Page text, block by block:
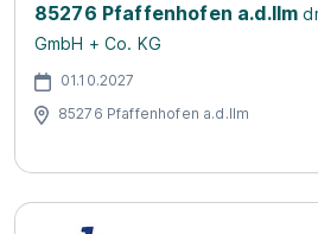
85276 Pfaffenhofen a.d.Ilm
GmbH + Co. KG
01.10.2027
85276 Pfaffenhofen a.d.Ilm